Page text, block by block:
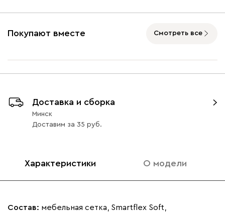
Покупают вместе Смотреть все
Доставка и сборка
Минск
Доставим за 35
Характеристики О модели
Состав: мебельная сетка, Smartflex Soft,